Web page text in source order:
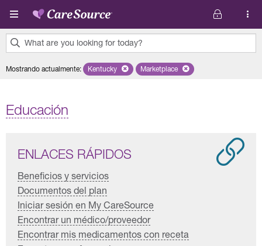
Pasar al contenido principal
What are you looking for today?
results
Mostrando actualmente: Remove selected state 'Kentucky'
Kentucky Remove selected plan
Marketplace
Educación
ENLACES RÁPIDOS
Beneficios y servicios
Documentos del plan
Iniciar sesión en My CareSource
Encontrar un médico/proveedor
Encontrar mis medicamentos con receta